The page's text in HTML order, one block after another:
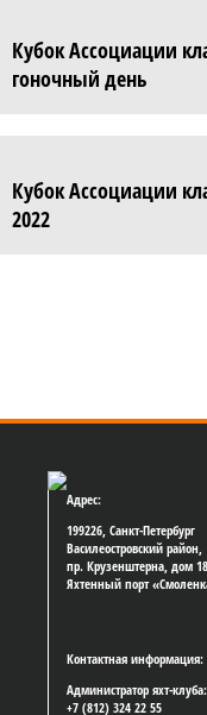
Кубок Ассоциации
гоночный день
Кубок Ассоциации
2022
Адрес:
199226, Санкт-Петербург
Василеостровский район,
пр. Крузенштерна, дом
Яхтенный порт
Контактная информация:
Администратор яхт-клуба:
+7 (812) 324 22 55